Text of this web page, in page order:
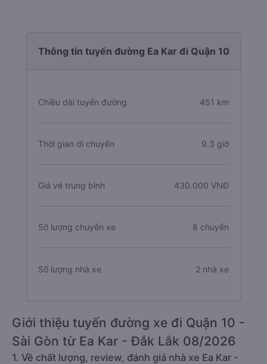
Thông tin tuyến đường Ea Kar đi Quận 10
Chiều dài tuyến đường 451 km
Thời gian di chuyển 9.3 giờ
Giá vé trung bình 430.000 VNĐ
Số lượng chuyến xe 8 chuyến
Số lượng nhà xe 2 nhà xe
Giới thiệu tuyến đường xe đi Quận 10 -
Sài Gòn từ Ea Kar - Đắk Lắk 08/2026
1. Về chất lượng, review, đánh giá nhà xe Ea Kar -